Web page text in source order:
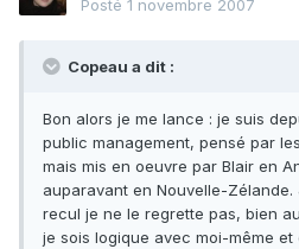
Posté 1 novembre 2007
Copeau a dit :
Bon alors je me lance : je suis
public management, pensé par
mais mis en oeuvre par Blair en
auparavant en Nouvelle-
recul je ne le regrette pas, bien
je sois logique avec moi-même